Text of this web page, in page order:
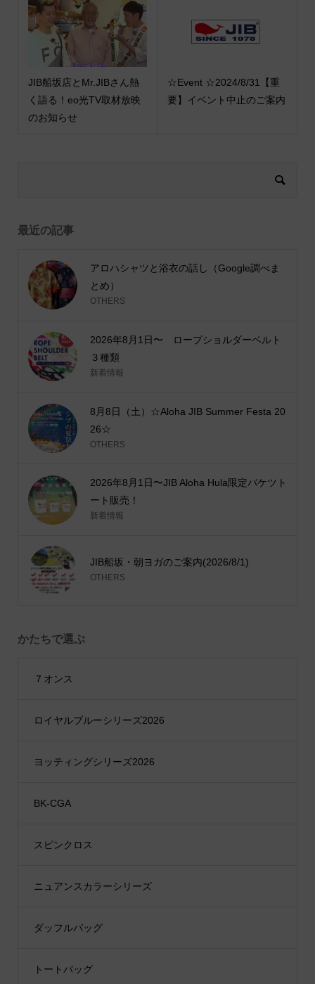
JIB船坂店とMr.JIBさん熱
く語る！eo光TV取材放映
のお知らせ
☆Event ☆2024/8/31【重
要】イベント中止のご案内
最近の記事
アロハシャツと浴衣の話し（Google調べま
とめ）
OTHERS
2026年8月1日〜 ロープショルダーベルト
３種類
新着情報
8月8日（土）☆Aloha JIB Summer Festa 20
26☆
OTHERS
2026年8月1日〜JIB Aloha Hula限定バケツト
ート販売！
新着情報
JIB船坂・朝ヨガのご案内(2026/8/1)
OTHERS
かたちで選ぶ
７オンス
ロイヤルブルーシリーズ2026
ヨッティングシリーズ2026
BK-CGA
スピンクロス
ニュアンスカラーシリーズ
ダッフルバッグ
トートバッグ